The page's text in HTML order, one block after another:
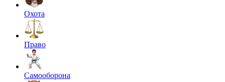
Охота
Право
Самооборона